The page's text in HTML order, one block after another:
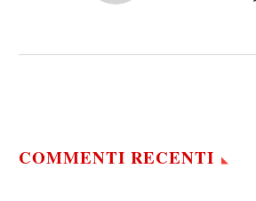
COMMENTI RECENTI